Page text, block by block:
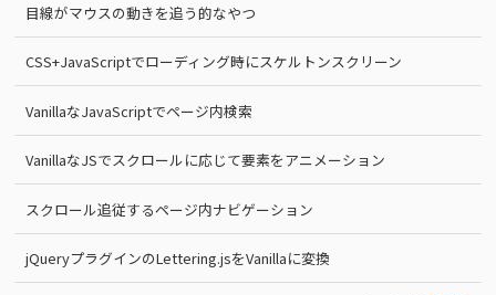
目線がマウスの動きを追う的なやつ
CSS+JavaScriptでローディング時にスケルトンスクリーン
VanillaなJavaScriptでページ内検索
VanillaなJSでスクロールに応じて要素をアニメーション
スクロール追従するページ内ナビゲーション
jQueryプラグインのLettering.jsをVanillaに変換